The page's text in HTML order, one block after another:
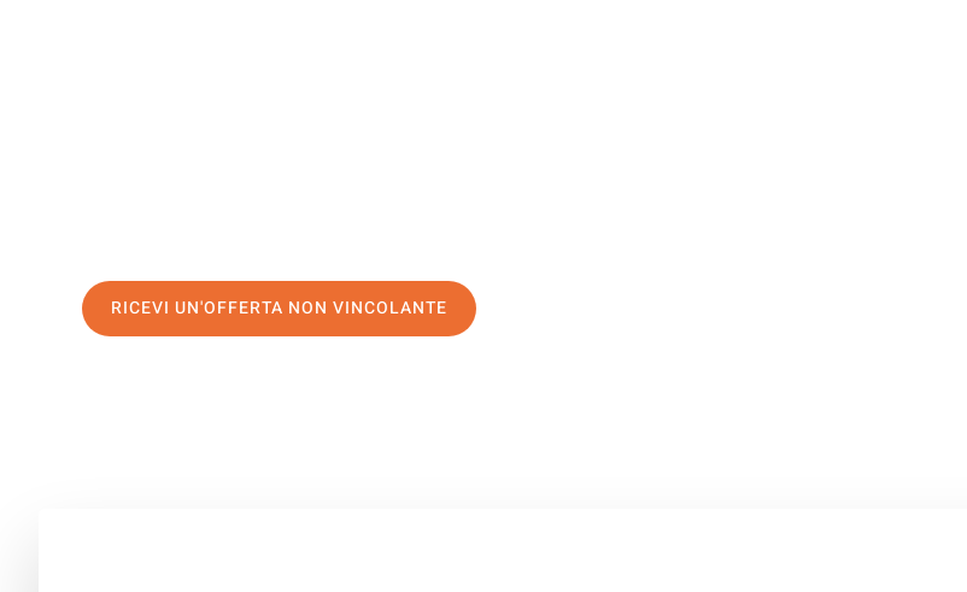
RICEVI UN'OFFERTA NON VINCOLANTE